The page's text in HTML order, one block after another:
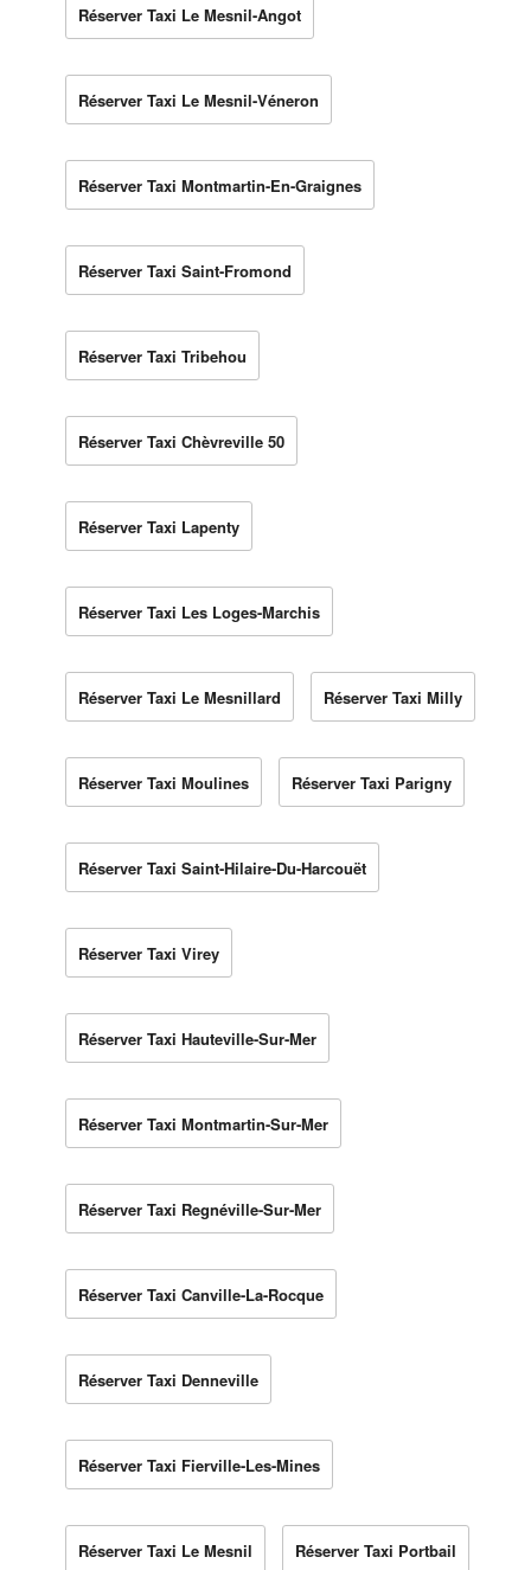
Réserver Taxi Le Mesnil-Angot
Réserver Taxi Le Mesnil-Véneron
Réserver Taxi Montmartin-En-Graignes
Réserver Taxi Saint-Fromond
Réserver Taxi Tribehou
Réserver Taxi Chèvreville 50
Réserver Taxi Lapenty
Réserver Taxi Les Loges-Marchis
Réserver Taxi Le Mesnillard Réserver Taxi Milly
Réserver Taxi Moulines Réserver Taxi Parigny
Réserver Taxi Saint-Hilaire-Du-Harcouët
Réserver Taxi Virey
Réserver Taxi Hauteville-Sur-Mer
Réserver Taxi Montmartin-Sur-Mer
Réserver Taxi Regnéville-Sur-Mer
Réserver Taxi Canville-La-Rocque
Réserver Taxi Denneville
Réserver Taxi Fierville-Les-Mines
Réserver Taxi Le Mesnil Réserver Taxi Portbail